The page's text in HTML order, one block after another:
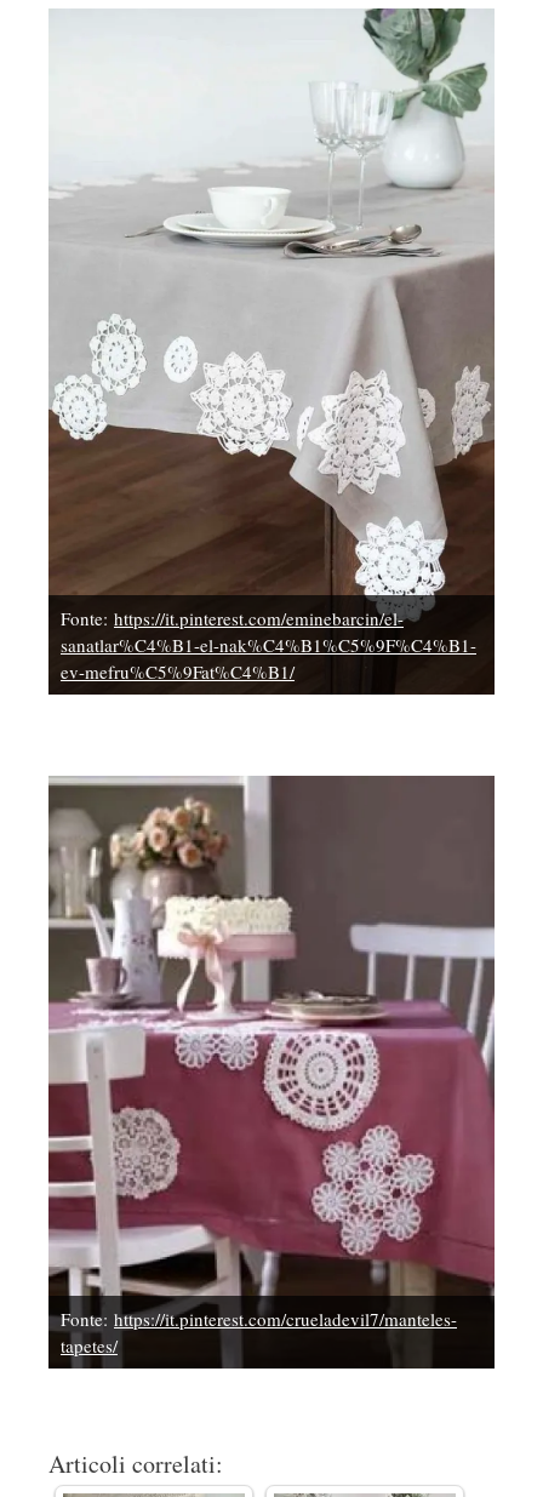
Fonte: https://it.pinterest.com/eminebarcin/el-
sanatlar%C4%B1-el-nak%C4%B1%C5%9F%C4%B1-
ev-mefru%C5%9Fat%C4%B1/
Fonte: https://it.pinterest.com/crueladevil7/manteles-
tapetes/
Articoli correlati: